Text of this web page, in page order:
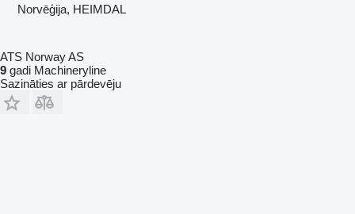
Norvēģija, HEIMDAL
ATS Norway AS
9 gadi Machineryline
Sazināties ar pārdevēju